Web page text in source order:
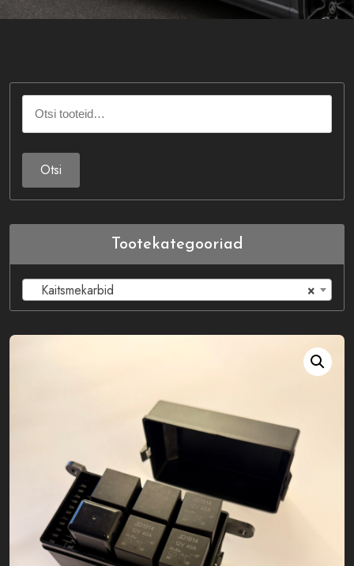
Otsi:
Otsi
Tootekategooriad
×
Kaitsmekarbid